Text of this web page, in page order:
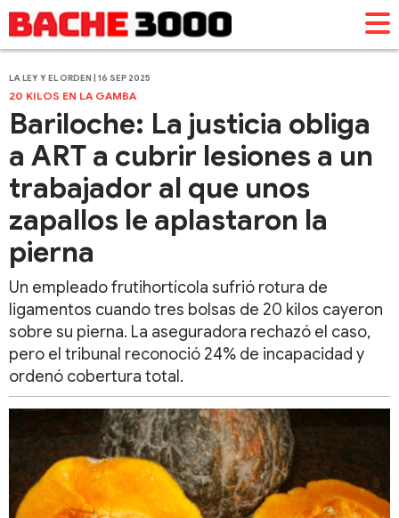
LA LEY Y EL ORDEN | 16 SEP 2025
20 KILOS EN LA GAMBA
Bariloche: La justicia obliga
a ART a cubrir lesiones a un
trabajador al que unos
zapallos le aplastaron la
pierna
Un empleado frutihortícola sufrió rotura de
ligamentos cuando tres bolsas de 20 kilos cayeron
sobre su pierna. La aseguradora rechazó el caso,
pero el tribunal reconoció 24% de incapacidad y
ordenó cobertura total.